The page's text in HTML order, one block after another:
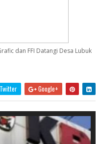
dan FFI Datangi Desa Lubuk
Twitter Google+